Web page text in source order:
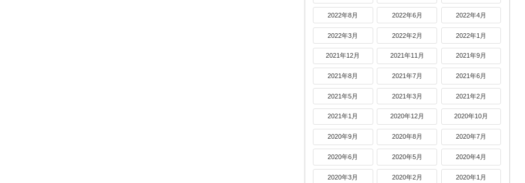
2022年8月 2022年6月 2022年4月
2022年3月 2022年2月 2022年1月
2021年12月 2021年11月 2021年9月
2021年8月 2021年7月 2021年6月
2021年5月 2021年3月 2021年2月
2021年1月 2020年12月 2020年10月
2020年9月 2020年8月 2020年7月
2020年6月 2020年5月 2020年4月
2020年3月 2020年2月 2020年1月